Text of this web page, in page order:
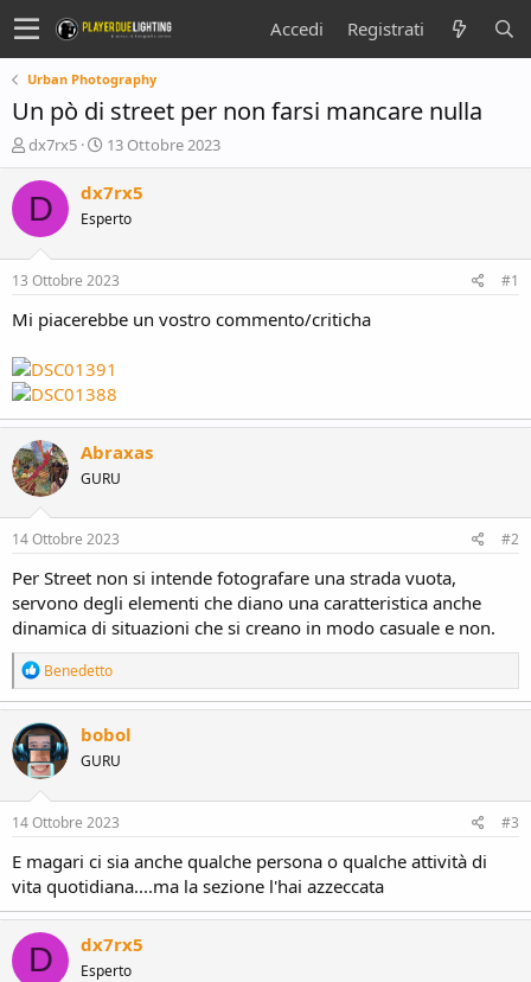
Accedi Registrati
Urban Photography
Un pò di street per non farsi mancare nulla
C
r
e
t
e
D
s
c
u
s
s
i
o
dx7rx5
D
a
t
d
i
n
i
o
13 Ottobre 2023
D dx7rx5
Esperto
13 Ottobre 2023 #1
Mi piacerebbe un vostro commento/criticha
Abraxas
GURU
14 Ottobre 2023 #2
Per Street non si intende fotografare una strada vuota,
servono degli elementi che diano una caratteristica anche
dinamica di situazioni che si creano in modo casuale e non.
R
e
a
c
t
i
o
n
s
Benedetto
bobol
GURU
14 Ottobre 2023 #3
E magari ci sia anche qualche persona o qualche attività di
vita quotidiana....ma la sezione l'hai azzeccata
D dx7rx5
Esperto